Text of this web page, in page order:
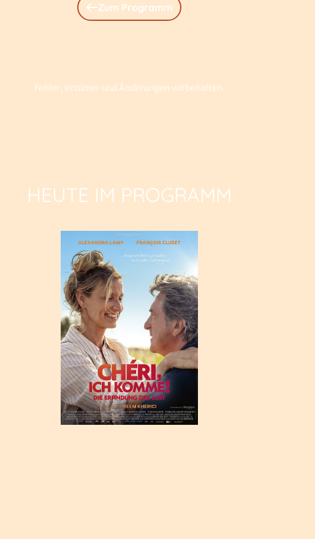
Zum Programm
Fehler, Irrtümer und Änderungen vorbehalten.
HEUTE IM PROGRAMM